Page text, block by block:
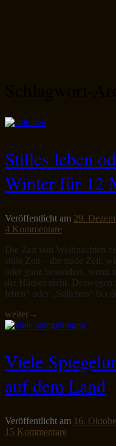
Stilles leben
Winter für 12
Veröffentlicht am 29.
4 Kommentare
Die Zeit von Weihnachten
stille Zeit – die stade Zeit,
oder ganz besonders, wenn
die Häuser zieht.
leben“ oder „Stilleben“ bei
weiter→
Viele
auf dem Land
Veröffentlicht am 16.
15 Kommentare